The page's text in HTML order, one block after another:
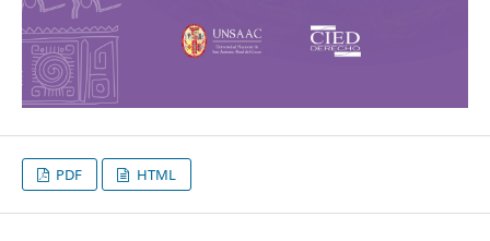
PDF HTML